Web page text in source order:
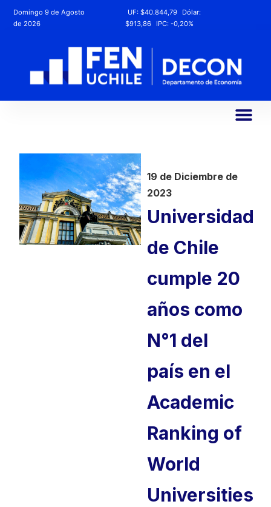
Domingo 9 de Agosto
de 2026
UF:$40.844,79
Dólar:
$913,86
IPC:-0,20%
19 de Diciembre de
2023
Universidad
de Chile
cumple 20
años como
N°1 del
país en el
Academic
Ranking of
World
Universities